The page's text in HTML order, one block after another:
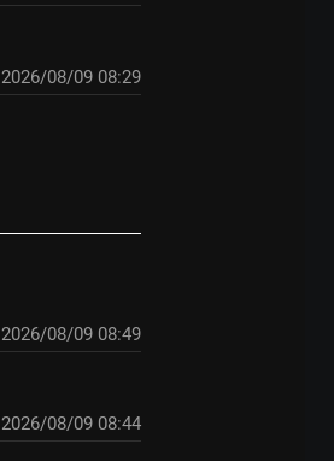
2026/08/09 08:29
2026/08/09 08:49
2026/08/09 08:44